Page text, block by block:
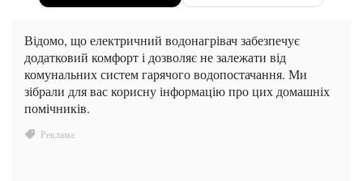
Відомо, що електричний водонагрівач забезпечує
додатковий комфорт і дозволяє не залежати від
комунальних систем гарячого водопостачання. Ми
зібрали для вас корисну інформацію про цих домашніх
помічників.